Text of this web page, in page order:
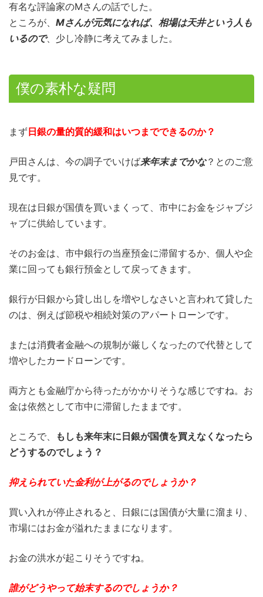
有名な評論家のMさんの話でした。
ところが、 Mさんが元気になれば、相場は天井という人も
いるので、少し冷静に考えてみました。
僕の素朴な疑問
まず日銀の量的質的緩和はいつまでできるのか？
戸田さんは、今の調子でいけば来年末までかな？とのご意
見です。
現在は日銀が国債を買いまくって、市中にお金をジャブジ
ャブに供給しています。
そのお金は、市中銀行の当座預金に滞留するか、個人や企
業に回っても銀行預金として戻ってきます。
銀行が日銀から貸し出しを増やしなさいと言われて貸した
のは、例えば節税や相続対策のアパートローンです。
または消費者金融への規制が厳しくなったので代替として
増やしたカードローンです。
両方とも金融庁から待ったがかかりそうな感じですね。お
金は依然として市中に滞留したままです。
ところで、
もしも来年末に日銀が国債を買えなくなったら
どうするのでしょう？
抑えられていた金利が上がるのでしょうか？
買い入れが停止されると、日銀には国債が大量に溜まり、
市場にはお金が溢れたままになります。
お金の洪水が起こりそうですね。
誰がどうやって始末するのでしょうか？